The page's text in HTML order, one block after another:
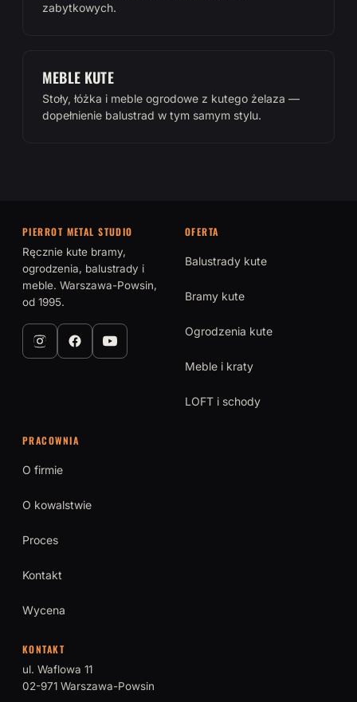
zabytkowych.
MEBLE KUTE
Stoły, łóżka i meble ogrodowe z kutego żelaza —
dopełnienie balustrad w tym samym stylu.
PIERROT METAL STUDIO
Ręcznie kute bramy,
ogrodzenia, balustrady i
meble. Warszawa-Powsin,
od 1995.
OFERTA
Balustrady kute
Bramy kute
Ogrodzenia kute
Meble i kraty
LOFT i schody
PRACOWNIA
O firmie
O kowalstwie
Proces
Kontakt
Wycena
KONTAKT
ul. Waflowa 11
02-971 Warszawa-Powsin